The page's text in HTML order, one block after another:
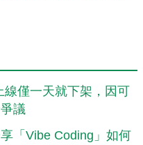
線僅一天就下架，因可
議
「Vibe Coding」如何